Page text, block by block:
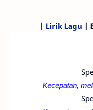
| Lirik Lagu |
Kecepatan,